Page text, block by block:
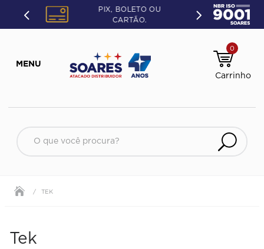
PIX, BOLETO OU
CARTÃO.
0
O que você procura?
TEK
Tek